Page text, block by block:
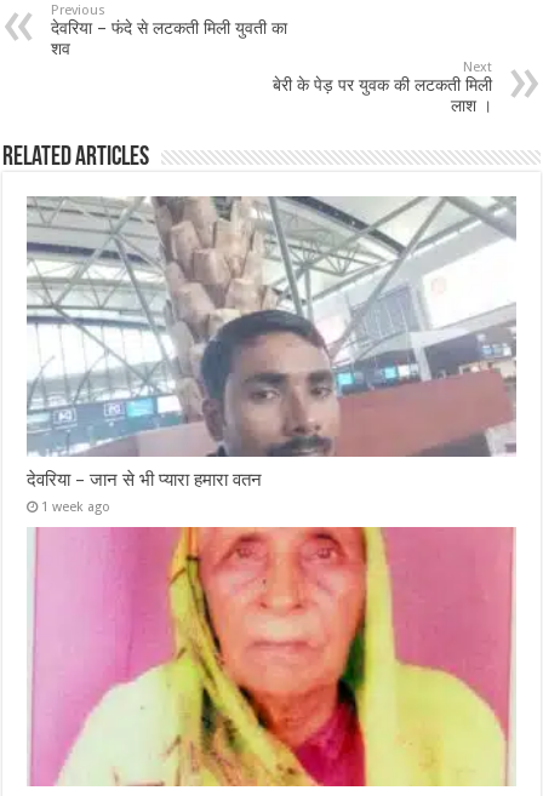
Previous
देवरिया – फंदे से लटकती मिली युवती का
शव
Next
बेरी के पेड़ पर युवक की लटकती मिली
लाश ।
Related Articles
देवरिया – जान से भी प्यारा हमारा वतन
1 week ago